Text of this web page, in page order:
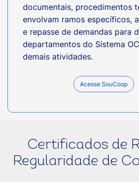
documentais, procedimentos
envolvam ramos específicos,
e repasse de demandas para
departamentos do Sistema
demais atividades.
Acesse SouCoop
Certificados de
Regularidade de